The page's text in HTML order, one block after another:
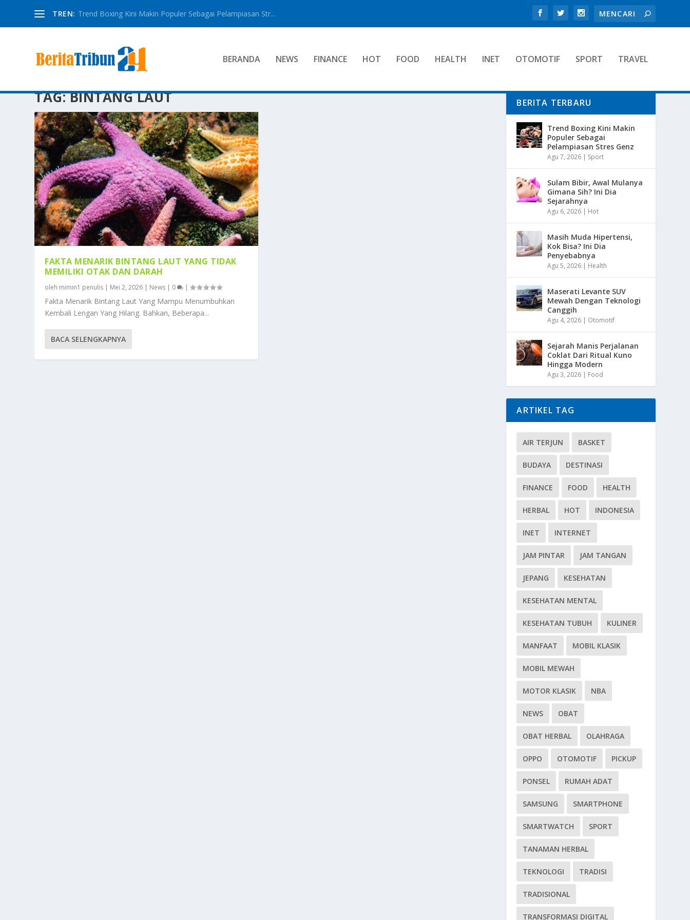
TREN: Trend Boxing Kini Makin Populer Sebagai Pelampiasan Str...
BERANDA NEWS FINANCE HOT FOOD HEALTH INET OTOMOTIF SPORT TRAVEL
TAG:BINTANG LAUT
FAKTA MENARIK BINTANG LAUT YANG TIDAK
MEMILIKI OTAK DAN DARAH
oleh mimin1 penulis Mei 2, 2026 News 0 |
Fakta Menarik Bintang Laut Yang Mampu Menumbuhkan
Kembali Lengan Yang Hilang. Bahkan, Beberapa...
BACA SELENGKAPNYA
BERITA TERBARU
Trend Boxing Kini Makin
Populer Sebagai
Pelampiasan Stres Genz
Agu 7, 2026 | Sport
Sulam Bibir, Awal Mulanya
Gimana Sih? Ini Dia
Sejarahnya
Agu 6, 2026 | Hot
Masih Muda Hipertensi,
Kok Bisa? Ini Dia
Penyebabnya
Agu 5, 2026 | Health
Maserati Levante SUV
Mewah Dengan Teknologi
Canggih
Agu 4, 2026 | Otomotif
Sejarah Manis Perjalanan
Coklat Dari Ritual Kuno
Hingga Modern
Agu 3, 2026 | Food
ARTIKEL TAG
AIR TERJUN BASKET
BUDAYA DESTINASI
FINANCE FOOD HEALTH
HERBAL HOT INDONESIA
INET INTERNET
JAM PINTAR JAM TANGAN
JEPANG KESEHATAN
KESEHATAN MENTAL
KESEHATAN TUBUH KULINER
MANFAAT MOBIL KLASIK
MOBIL MEWAH
MOTOR KLASIK NBA
NEWS OBAT
OBAT HERBAL OLAHRAGA
OPPO OTOMOTIF PICKUP
PONSEL RUMAH ADAT
SAMSUNG SMARTPHONE
SMARTWATCH SPORT
TANAMAN HERBAL
TEKNOLOGI TRADISI
TRADISIONAL
TRANSFORMASI DIGITAL